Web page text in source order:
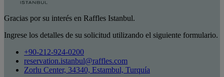
Gracias por su interés en Raffles Istanbul.
Ingrese los detalles de su solicitud utilizando el siguiente formulario.
+90-212-924-0200
reservation.istanbul@raffles.com
Zorlu Center, 34340, Estambul, Turquía